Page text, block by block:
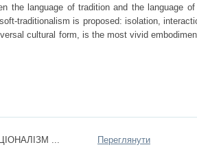
the language of tradition and the language
traditionalism is proposed: isolation,
cultural form, is the most vivid
...
Переглянути